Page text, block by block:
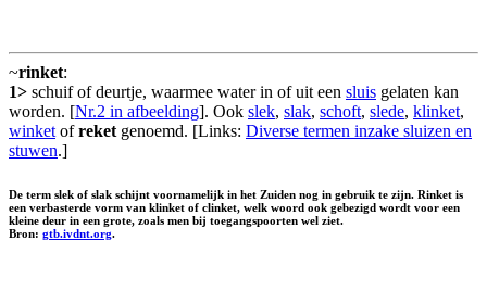
~rinket:
1> schuif of deurtje, waarmee water in of uit een sluis gelaten kan
worden. [Nr.2 in afbeelding]. Ook slek, slak, schoft, slede, klinket,
winket ofreket genoemd. [Links: Diverse termen inzake sluizen en
stuwen.]
De term slek of slak schijnt voornamelijk in het Zuiden nog in gebruik te zijn. Rinket is
een verbasterde vorm van klinket of clinket, welk woord ook gebezigd wordt voor een
kleine deur in een grote, zoals men bij toegangspoorten wel ziet.
Bron: gtb.ivdnt.org.